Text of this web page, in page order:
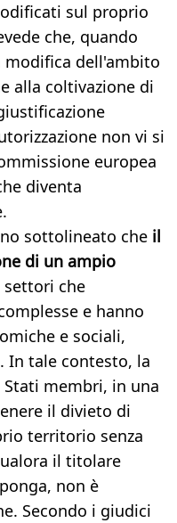
sul proprio
che, quando
modifica dell'ambito
alla coltivazione di
non vi si
europea
diventa
sottolineato che il
di un ampio
settori che
e hanno
e sociali,
In tale contesto, la
membri, in una
il divieto di
territorio senza
il titolare
non è
Secondo i giudici